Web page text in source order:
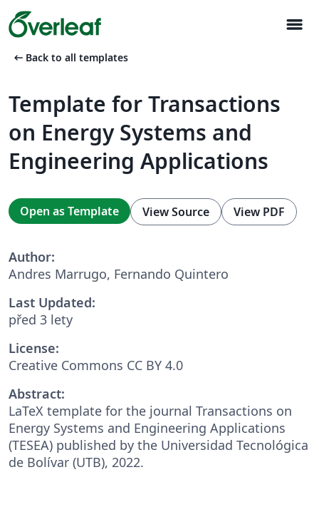
menu
arrow_left_alt Back to all templates
Template for Transactions
on Energy Systems and
Engineering Applications
Open as Template View Source View PDF
Author:
Andres Marrugo, Fernando Quintero
Last Updated:
před 3 lety
License:
Creative Commons CC BY 4.0
Abstract:
LaTeX template for the journal Transactions on
Energy Systems and Engineering Applications
(TESEA) published by the Universidad Tecnológica
de Bolívar (UTB), 2022.